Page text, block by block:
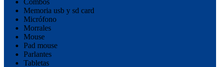
Memoria usb y sd card
Micrófono
Morrales
Mouse
Pad mouse
Parlantes
Tabletas